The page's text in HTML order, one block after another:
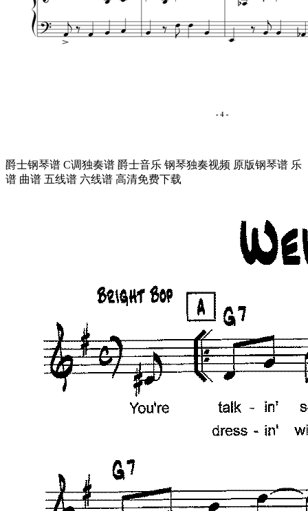
爵士钢琴谱 C调独奏谱 爵士音乐 钢琴独奏视频 原版钢琴谱 乐
谱 曲谱 五线谱 六线谱 高清免费下载